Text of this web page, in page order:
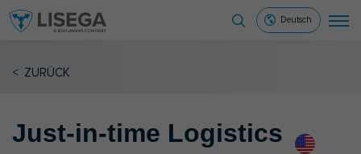
Deutsch
< ZURÜCK
Just-in-time Logistics